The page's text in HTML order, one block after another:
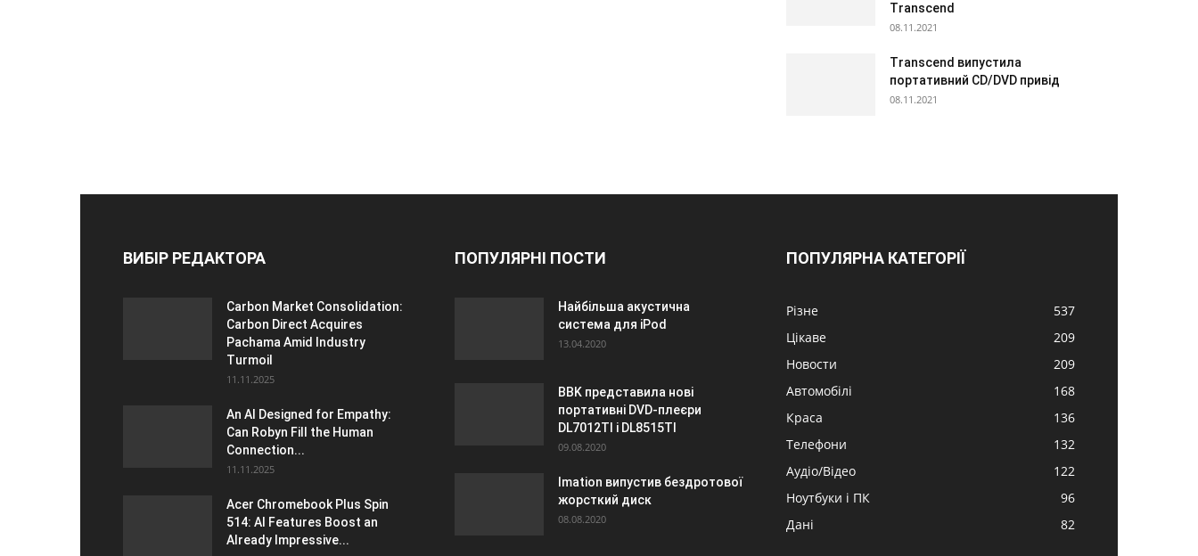
Transcend
08.11.2021
Transcend випустила
портативний CD/DVD привід
08.11.2021
ВИБІР РЕДАКТОРА
Carbon Market Consolidation:
Carbon Direct Acquires
Pachama Amid Industry
Turmoil
11.11.2025
An AI Designed for Empathy:
Can Robyn Fill the Human
Connection...
11.11.2025
Acer Chromebook Plus Spin
514: AI Features Boost an
Already Impressive...
ПОПУЛЯРНІ ПОСТИ
Найбільша акустична
система для iPod
13.04.2020
BBK представила нові
портативні DVD-плеєри
DL7012TI і DL8515TI
09.08.2020
Imation випустив бездротової
жорсткий диск
08.08.2020
ПОПУЛЯРНА КАТЕГОРІЇ
Різне
537
Цікаве
209
Новости
209
Автомобілі
168
Краса
136
Телефони
132
Аудіо/Відео
122
Ноутбуки і ПК
96
Дані
82